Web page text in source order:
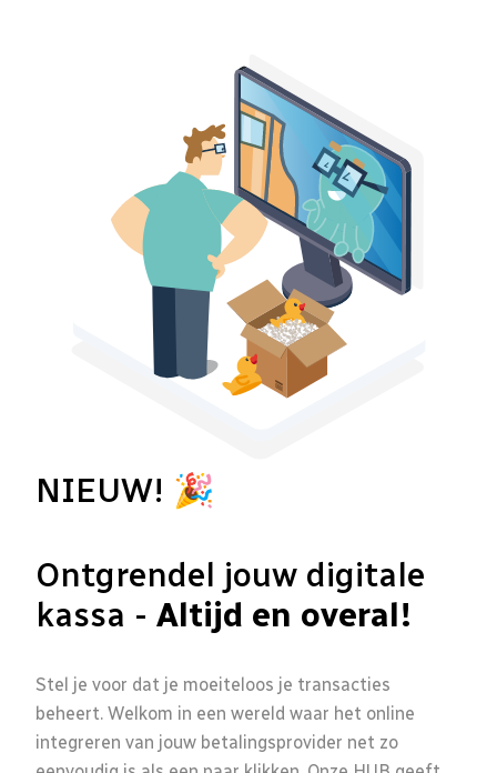
NIEUW! 🎉
Ontgrendel jouw digitale
kassa - Altijd en overal!
Stel je voor dat je moeiteloos je transacties
beheert. Welkom in een wereld waar het online
integreren van jouw betalingsprovider net zo